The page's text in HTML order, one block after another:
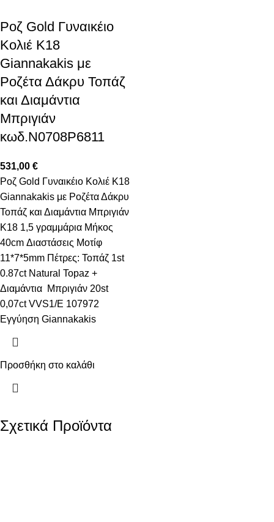
Ροζ Gold Γυναικέιο
Κολιέ Κ18
Giannakakis με
Ροζέτα Δάκρυ Τοπάζ
και Διαμάντια
Μπριγιάν
κωδ.N0708P6811
531,00 €
Ροζ Gold Γυναικέιο Κολιέ Κ18
Giannakakis με Ροζέτα Δάκρυ
Τοπάζ και Διαμάντια Μπριγιάν
K18 1,5 γραμμάρια Μήκος
40cm Διαστάσεις Μοτίφ
11*7*5mm Πέτρες: Τοπάζ 1st
0.87ct Natural Topaz +
Διαμάντια Μπριγιάν 20st
0,07ct VVS1/E 107972
Εγγύηση Giannakakis
Προσθήκη στο καλάθι
Σχετικά Προϊόντα